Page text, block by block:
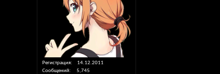
Регистрация
14.12.2011
Сообщений
5,745